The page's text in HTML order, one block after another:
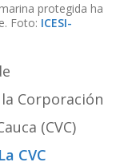
protegida ha
Foto: ICESI-
Corporación
(CVC)
La CVC